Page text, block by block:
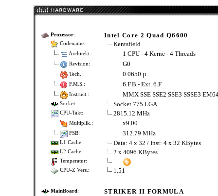
Prozessor: Intel Core 2 Quad Q6600
Codename: Kentsfield
Architekt.: 1 CPU - 4 Kerne - 4 Threads
Revision: G0
Tech.: 0.0650 µ
F.M.S.: 6.F.B - Ext. 6.F
Instruct.: MMX SSE SSE2 SSE3 SSSE3
Socket: Socket 775 LGA
CPU-Takt: 2815.12 MHz
Multiplik.: x9.00
FSB: 312.79 MHz
L1 Cache: Data: 4 x 32 / Inst: 4 x 32 KBytes
L2 Cache: 2 x 4096 KBytes
Temperatur:
CPU-Z Vers.:
1.51
MainBoard: STRIKER II FORMULA